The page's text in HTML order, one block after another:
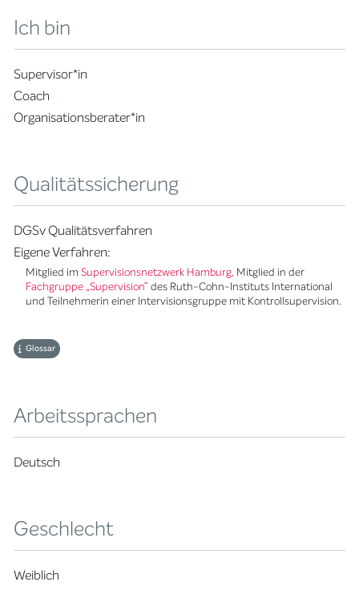
Ich bin
Supervisor*in
Coach
Organisationsberater*in
Qualitätssicherung
DGSv Qualitätsverfahren
Eigene Verfahren:
Mitglied imSupervisionsnetzwerk Hamburg, Mitglied in der
Fachgruppe „Supervision“ des Ruth-Cohn-Instituts International
und Teilnehmerin einer Intervisionsgruppe mit Kontrollsupervision.
Glossar
Arbeitssprachen
Deutsch
Geschlecht
Weiblich